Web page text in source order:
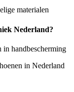
materialen
Nederland?
in handbescherming
in Nederland